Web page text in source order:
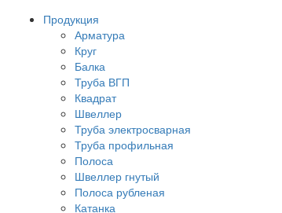
Продукция
Арматура
Круг
Балка
Труба ВГП
Квадрат
Швеллер
Труба электросварная
Труба профильная
Полоса
Швеллер гнутый
Полоса рубленая
Катанка